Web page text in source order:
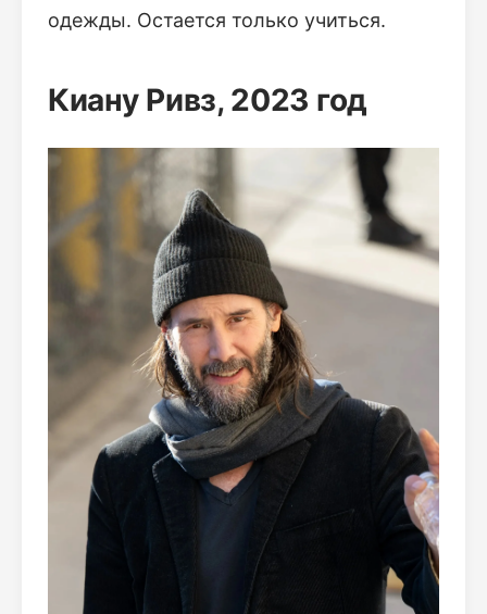
одежды. Остается только учиться.
Киану Ривз, 2023 год